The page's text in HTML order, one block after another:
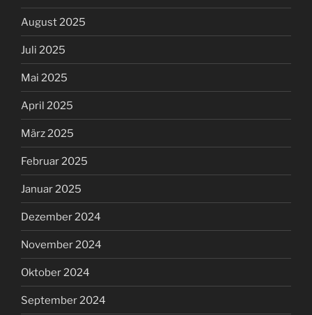
Juli 2024
Juni 2024
Mai 2024
April 2024
März 2024
Februar 2024
Januar 2024
Dezember 2023
September 2023
August 2023
Juli 2023